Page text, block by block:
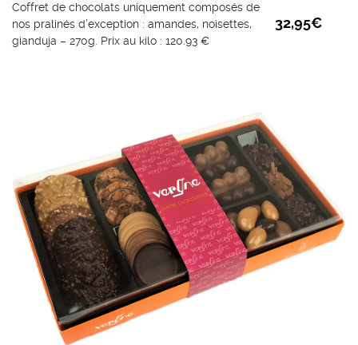
Coffret de chocolats uniquement composés de
nos pralinés d’exception : amandes, noisettes,
gianduja – 270g. Prix au kilo : 120.93 €
32,95€